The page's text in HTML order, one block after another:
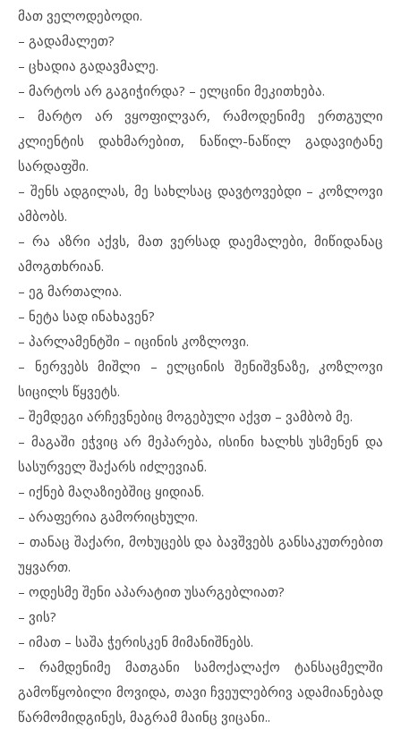
მათ ველოდებოდი.
– გადამალეთ?
– ცხადია გადავმალე.
– მარტოს არ გაგიჭირდა? – ელცინი მეკითხება.
– მარტო არ ვყოფილვარ, რამოდენიმე ერთგული
კლიენტის დახმარებით, ნაწილ-ნაწილ გადავიტანე
სარდაფში.
– შენს ადგილას, მე სახლსაც დავტოვებდი – კოზლოვი
ამბობს.
– რა აზრი აქვს, მათ ვერსად დაემალები, მიწიდანაც
ამოგთხრიან.
– ეგ მართალია.
– ნეტა სად ინახავენ?
– პარლამენტში – იცინის კოზლოვი.
– ნერვებს მიშლი – ელცინის შენიშვნაზე, კოზლოვი
სიცილს წყვეტს.
– შემდეგი არჩევნებიც მოგებული აქვთ – ვამბობ მე.
– მაგაში ეჭვიც არ მეპარება, ისინი ხალხს უსმენენ და
სასურველ შაქარს იძლევიან.
– იქნებ მაღაზიებშიც ყიდიან.
– არაფერია გამორიცხული.
– თანაც შაქარი, მოხუცებს და ბავშვებს განსაკუთრებით
უყვართ.
– ოდესმე შენი აპარატით უსარგებლიათ?
– ვის?
– იმათ – საშა ჭერისკენ მიმანიშნებს.
– რამდენიმე მათგანი სამოქალაქო ტანსაცმელში
გამოწყობილი მოვიდა, თავი ჩვეულებრივ ადამიანებად
წარმომიდგინეს, მაგრამ მაინც ვიცანი..